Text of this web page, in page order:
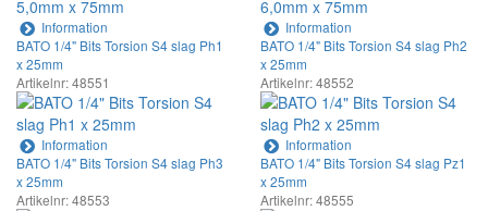
Information
Information
BATO 1/4" Bits Torsion S4 slag Ph1
x 25mm
Artikelnr: 48551
Information
BATO 1/4" Bits Torsion S4 slag Ph2
x 25mm
Artikelnr: 48552
Information
BATO 1/4" Bits Torsion S4 slag Ph3
x 25mm
Artikelnr: 48553
BATO 1/4" Bits Torsion S4 slag Pz1
x 25mm
Artikelnr: 48555